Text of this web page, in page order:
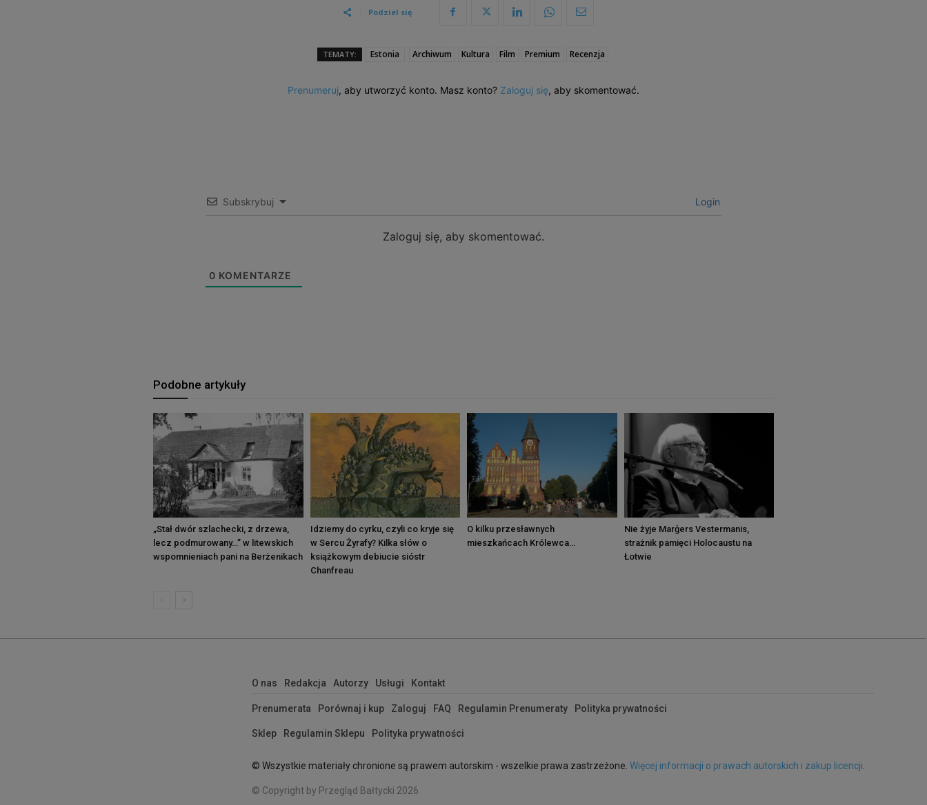
Podziel się
TEMATY: Estonia Archiwum Kultura Film Premium Recenzja
Prenumeruj, aby utworzyć konto. Masz konto? Zaloguj się, aby skomentować.
Subskrybuj Login
Zaloguj się, aby skomentować.
0 KOMENTARZE
Podobne artykuły
„Stał dwór szlachecki, z drzewa,
lecz podmurowany…” w litewskich
wspomnieniach pani na Berżenikach
Idziemy do cyrku, czyli co kryje się
w Sercu Żyrafy? Kilka słów o
książkowym debiucie sióstr
Chanfreau
O kilku przesławnych
mieszkańcach Królewca…
Nie żyje Marģers Vestermanis,
strażnik pamięci Holocaustu na
Łotwie
O nas Redakcja Autorzy Usługi Kontakt
Prenumerata Porównaj i kup Zaloguj FAQ Regulamin Prenumeraty Polityka prywatności
Sklep Regulamin Sklepu Polityka prywatności
© Wszystkie materiały chronione są prawem autorskim - wszelkie prawa zastrzeżone. Więcej informacji o prawach autorskich i zakup licencji.
© Copyright by Przegląd Bałtycki 2026